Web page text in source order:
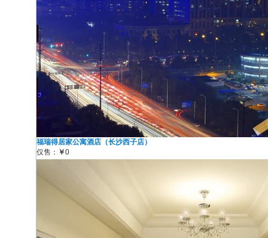
福瑞得居家公寓酒店（长沙西子店）
仅售： ￥0